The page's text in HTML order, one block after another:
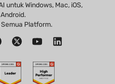
untuk Windows, Mac, iOS,
Platform.